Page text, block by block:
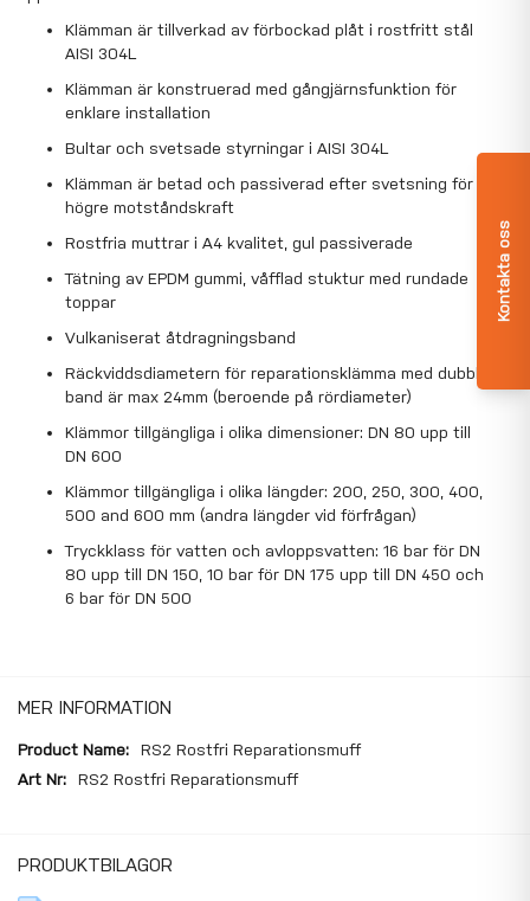
Kontakta oss
Klämman är tillverkad av förbockad plåt i rostfritt stål
AISI 304L
Klämman är konstruerad med gångjärnsfunktion för
enklare installation
Bultar och svetsade styrningar i AISI 304L
Klämman är betad och passiverad efter svetsning för
högre motståndskraft
Rostfria muttrar i A4 kvalitet, gul passiverade
Tätning av EPDM gummi, våfflad stuktur med rundade
toppar
Vulkaniserat åtdragningsband
Räckviddsdiametern för reparationsklämma med dubbla
band är max 24mm (beroende på rördiameter)
Klämmor tillgängliga i olika dimensioner: DN 80 upp till
DN 600
Klämmor tillgängliga i olika längder: 200, 250, 300, 400,
500 and 600 mm (andra längder vid förfrågan)
Tryckklass för vatten och avloppsvatten: 16 bar för DN
80 upp till DN 150, 10 bar för DN 175 upp till DN 450 och
6 bar för DN 500
MER INFORMATION
Mer
information
RS2 Rostfri Reparationsmuff
RS2 Rostfri Reparationsmuff
PRODUKTBILAGOR